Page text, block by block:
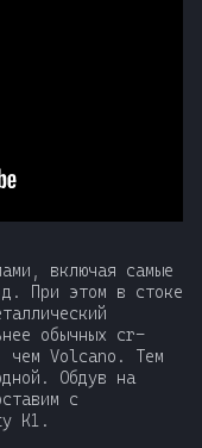
включая самые
При этом в стоке
обычных cr-
чем Volcano. Тем
Обдув на
с
K1.